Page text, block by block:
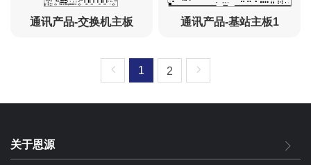
通讯产品-交换机主板 通讯产品-基站主板1
1 2
关于恩源